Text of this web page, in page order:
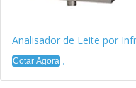
Analisador de Leite por
Cotar Agora